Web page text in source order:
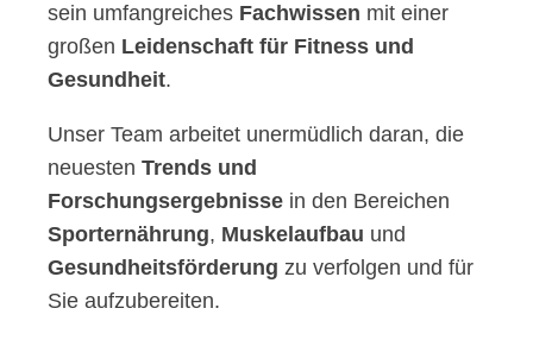
sein umfangreiches Fachwissen mit einer
großen Leidenschaft für Fitness und
Gesundheit.
Unser Team arbeitet unermüdlich daran, die
neuesten Trends und
Forschungsergebnisse in den Bereichen
Sporternährung, Muskelaufbau und
Gesundheitsförderung zu verfolgen und für
Sie aufzubereiten.